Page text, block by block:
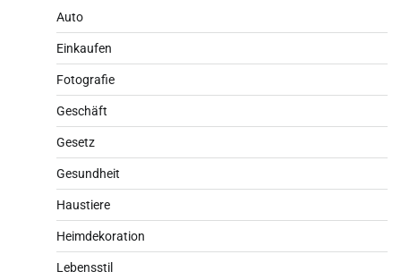
Auto
Einkaufen
Fotografie
Geschäft
Gesetz
Gesundheit
Haustiere
Heimdekoration
Lebensstil